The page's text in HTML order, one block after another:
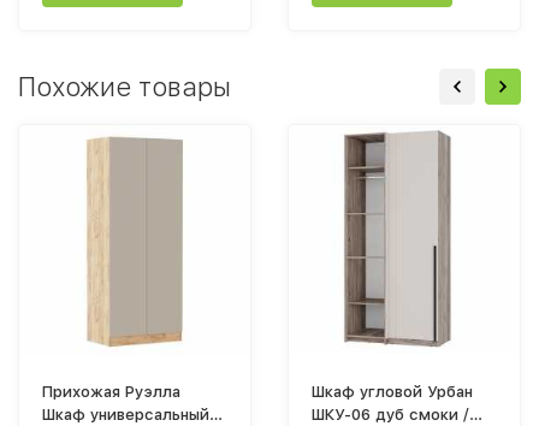
Похожие товары
Прихожая Руэлла
Шкаф универсальный
Шкаф угловой Урбан
ШКУ-06 дуб смоки /